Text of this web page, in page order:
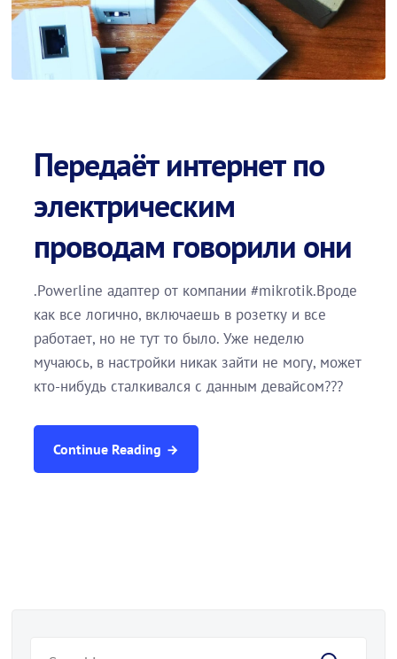
Передаёт интернет по
электрическим
проводам говорили они
.Powerline адаптер от компании #mikrotik.Вроде
как все логично, включаешь в розетку и все
работает, но не тут то было. Уже неделю
мучаюсь, в настройки никак зайти не могу, может
кто-нибудь сталкивался с данным девайсом???
Continue Reading